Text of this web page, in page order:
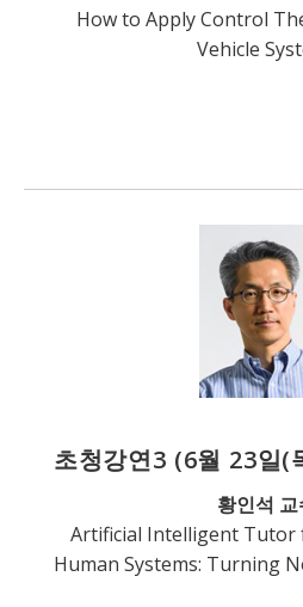
How to Apply Control
Vehicle
초청강연3 (6월 23일(
황인석
Artificial Intelligent Tutor
Human Systems: Turning